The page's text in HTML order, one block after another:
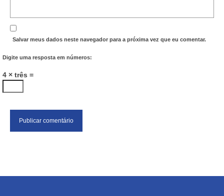
Salvar meus dados neste navegador para a próxima vez que eu comentar.
Digite uma resposta em números:
4 × três =